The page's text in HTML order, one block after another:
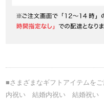
■さまざまなギフトアイテムをご
内祝い 結婚内祝い 結婚祝